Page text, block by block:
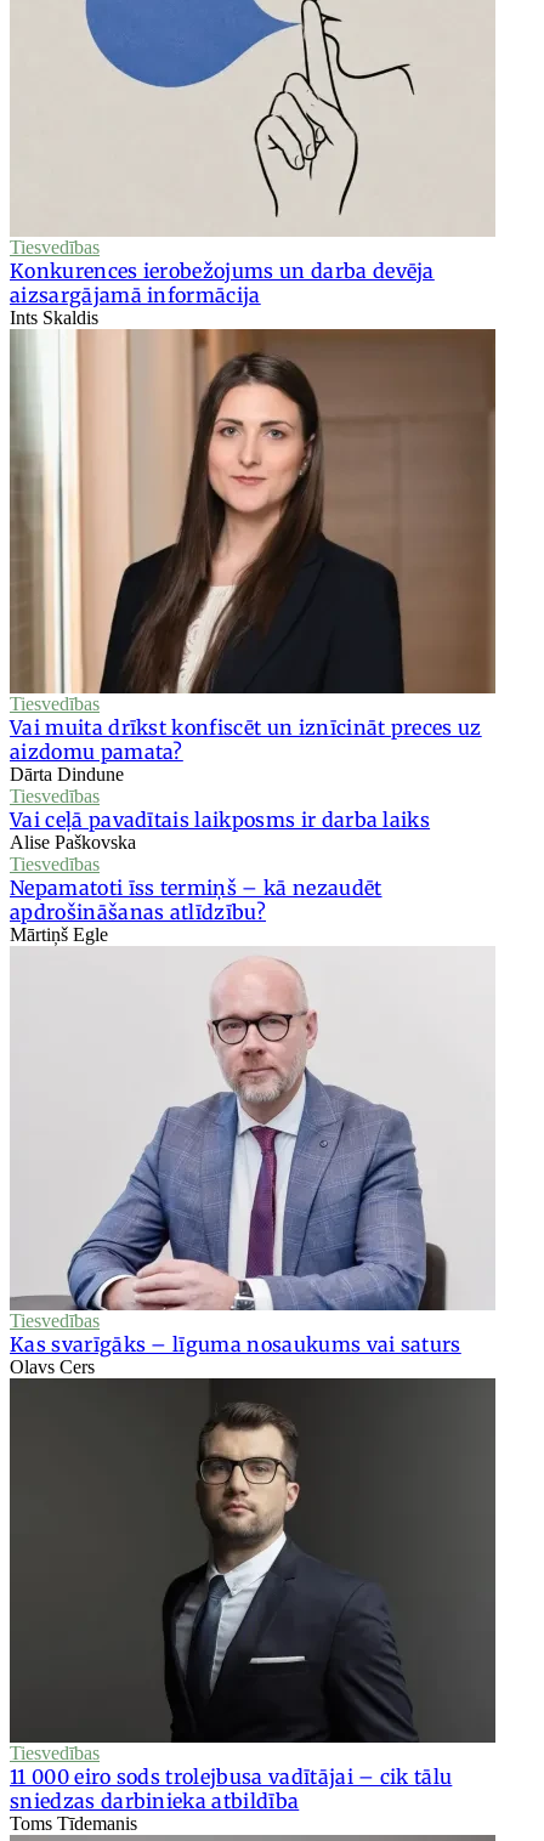
Tiesvedības
Konkurences ierobežojums un darba devēja
aizsargājamā informācija
Ints Skaldis
Tiesvedības
Vai muita drīkst konfiscēt un iznīcināt preces uz
aizdomu pamata?
Dārta Dindune
Tiesvedības
Vai ceļā pavadītais laikposms ir darba laiks
Alise Paškovska
Tiesvedības
Nepamatoti īss termiņš – kā nezaudēt
apdrošināšanas atlīdzību?
Mārtiņš Egle
Tiesvedības
Kas svarīgāks – līguma nosaukums vai saturs
Olavs Cers
Tiesvedības
11 000 eiro sods trolejbusa vadītājai – cik tālu
sniedzas darbinieka atbildība
Toms Tīdemanis